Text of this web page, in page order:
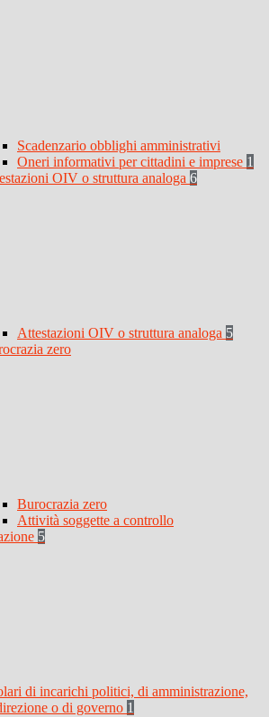
Scadenzario obblighi amministrativi
Oneri informativi per cittadini e imprese 1
OIV o struttura analoga 6
Attestazioni OIV o struttura analoga 5
zero
Burocrazia zero
Attività soggette a controllo
5
di incarichi politici, di amministrazione,
o di governo 1